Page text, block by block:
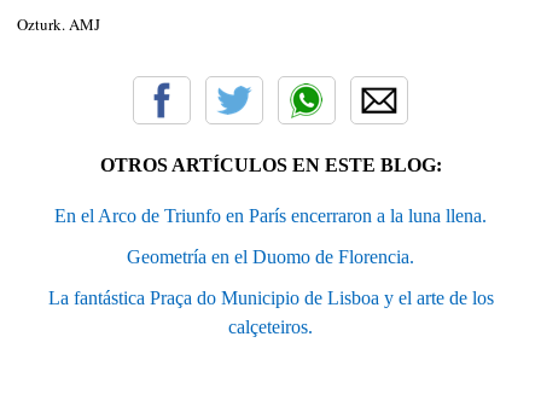
Ozturk. AMJ
OTROS ARTÍCULOS EN ESTE BLOG:
En el Arco de Triunfo en París encerraron a la luna llena.
Geometría en el Duomo de Florencia.
La fantástica Praça do Municipio de Lisboa y el arte de los
calçeteiros.